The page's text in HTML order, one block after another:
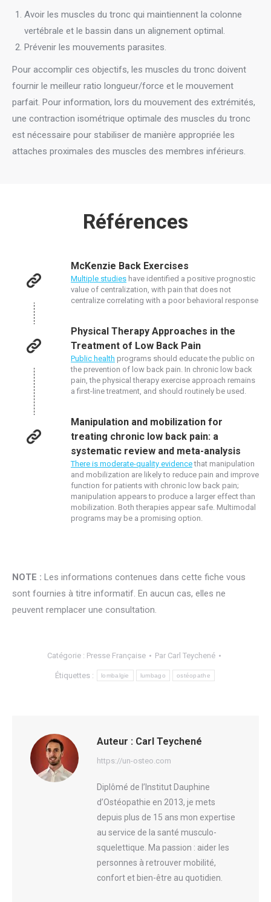
Avoir les muscles du tronc qui maintiennent la colonne
vertébrale et le bassin dans un alignement optimal.
Prévenir les mouvements parasites.
Pour accomplir ces objectifs, les muscles du tronc doivent
fournir le meilleur ratio longueur/force et le mouvement
parfait. Pour information, l ors du mouvement des extrémités,
une contraction isométrique optimale des muscles du tronc
est nécessaire pour stabiliser de manière appropriée les
attaches proximales des muscles des membres inférieurs.
Références
McKenzie Back Exercises
Multiple studies have identified a positive prognostic
value of centralization, with pain that does not
centralize correlating with a poor behavioral response
Physical Therapy Approaches in the
Treatment of Low Back Pain
Public health programs should educate the public on
the prevention of low back pain. In chronic low back
pain, the physical therapy exercise approach remains
a first-line treatment, and should routinely be used.
Manipulation and mobilization for
treating chronic low back pain: a
systematic review and meta-analysis
There is moderate-quality evidencethat manipulation
and mobilization are likely to reduce pain and improve
function for patients with chronic low back pain;
manipulation appears to produce a larger effect than
mobilization. Both therapies appear safe. Multimodal
programs may be a promising option.
NOTE : Les informations contenues dans cette fiche vous
sont fournies à titre informatif. En aucun cas, elles ne
peuvent remplacer une consultation.
Catégorie : Presse Française Par Carl Teychené
Étiquettes : lombalgie lumbago ostéopathe
Auteur : Carl Teychené
https://un-osteo.com
Diplômé de l’Institut Dauphine
d’Ostéopathie en 2013, je mets
depuis plus de 15 ans mon expertise
au service de la santé musculo-
squelettique. Ma passion : aider les
personnes à retrouver mobilité,
confort et bien-être au quotidien.